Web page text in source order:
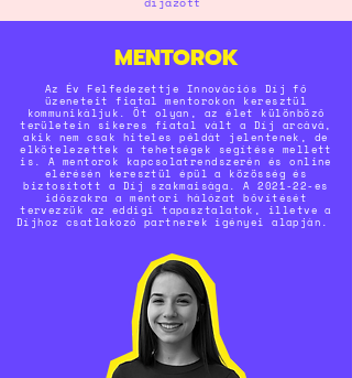
MENTOROK
Az Év Felfedezettje Innovációs Díj fő
üzeneteit fiatal mentorokon keresztül
kommunikáljuk. Öt olyan, az élet különböző
területein sikeres fiatal vált a Díj arcává,
akik nem csak hiteles példát jelentenek, de
elkötelezettek a tehetségek segítése mellett
is. A mentorok kapcsolatrendszerén és online
elérésén keresztül épül a közösség és
biztosított a Díj szakmaisága. A 2021-22-es
időszakra a mentori hálózat bővítését
tervezzük az eddigi tapasztalatok, illetve a
Díjhoz csatlakozó partnerek igényei alapján.